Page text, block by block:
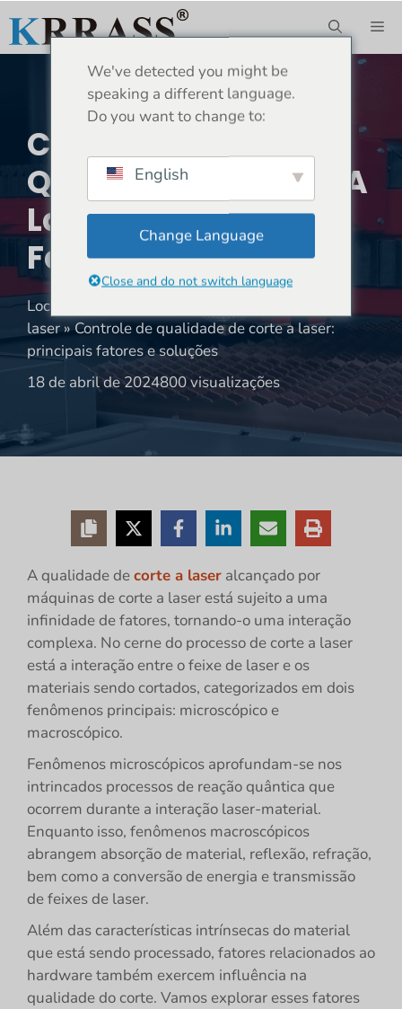
para
o
Controle De
Qualidade De Corte A
Laser: Principais
Fatores E Soluções
Localização:
laser»Controle de qualidade de corte a laser:
principais fatores e soluções
18 de abril de 2024800 visualizações
A qualidade decorte a laser alcançado por
máquinas de corte a laser está sujeito a uma
infinidade de fatores, tornando-o uma interação
complexa. No cerne do processo de corte a laser
está a interação entre o feixe de laser e os
materiais sendo cortados, categorizados em dois
fenômenos principais: microscópico e
macroscópico.
Fenômenos microscópicos aprofundam-se nos
intrincados processos de reação quântica que
ocorrem durante a interação laser-material.
Enquanto isso, fenômenos macroscópicos
abrangem absorção de material, reflexão, refração,
bem como a conversão de energia e transmissão
de feixes de laser.
Além das características intrínsecas do material
que está sendo processado, fatores relacionados ao
hardware também exercem influência na
qualidade do corte. Vamos explorar esses fatores
We've detected you might be
speaking a different language.
Do you want to change to:
English
Change Language
Close and do not switch language